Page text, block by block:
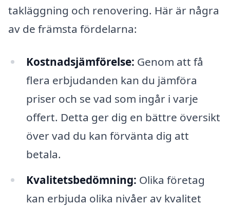
takläggning och renovering. Här är några
av de främsta fördelarna:
Kostnadsjämförelse: Genom att få
flera erbjudanden kan du jämföra
priser och se vad som ingår i varje
offert. Detta ger dig en bättre översikt
över vad du kan förvänta dig att
betala.
Kvalitetsbedömning: Olika företag
kan erbjuda olika nivåer av kvalitet